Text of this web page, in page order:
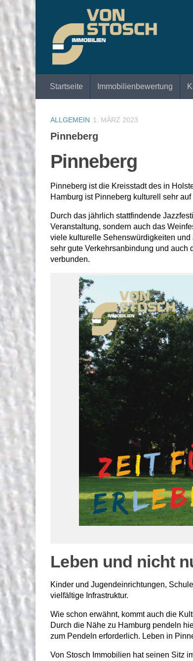
Zum Inhalt springen
Startseite Immobilienbewertung
ALLGEMEIN 1. MÄRZ 2023
Pinneberg
Pinneberg
Pinneberg ist die Kreisstadt des in
Hamburg ist Pinneberg kulturell sehr
Durch das jährlich stattfindende
Veranstaltung, sondern auch das
viele kulturelle Sehenswürdigkeiten und
sehr gute Verkehrsanbindung und auch
verbunden.
Leben und nicht
Kinder und Jugendeinrichtungen,
vielfältige Infrastruktur.
Wie schon erwähnt, kommt auch die
Durch die Nähe zu Hamburg pendeln
zum Pendeln erforderlich. Leben in
Von Stosch Immobilien hat seinen Sitz